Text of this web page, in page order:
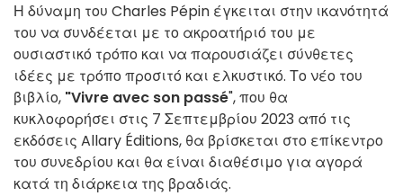
Η δύναμη του Charles Pépin έγκειται στην ικανότητά
του να συνδέεται με το ακροατήριό του με
ουσιαστικό τρόπο και να παρουσιάζει σύνθετες
ιδέες με τρόπο προσιτό και ελκυστικό. Το νέο του
βιβλίο, "Vivre avec son passé", που θα
κυκλοφορήσει στις 7 Σεπτεμβρίου 2023 από τις
εκδόσεις Allary Éditions, θα βρίσκεται στο επίκεντρο
του συνεδρίου και θα είναι διαθέσιμο για αγορά
κατά τη διάρκεια της βραδιάς.